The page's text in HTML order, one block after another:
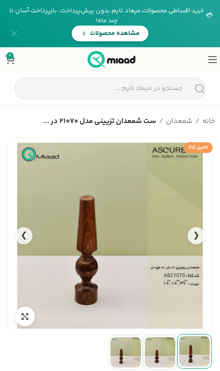
💳 خرید اقساطی محصولات میعاد تایم بدون پیش‌پرداخت، بازپرداخت آسان تا
چند ماه!
مشاهده محصولات
0
خانه شمعدان ست شمعدان تزیینی مدل 21070 در ...
تامین کالا
❮
❯